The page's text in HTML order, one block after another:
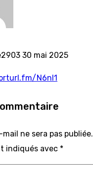
30 mai 2025
N6nl1
ne sera pas publiée.
indiqués avec *